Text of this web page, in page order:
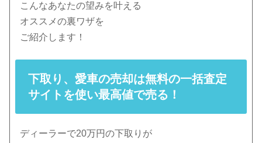
こんなあなたの望みを叶える
オススメの裏ワザを
ご紹介します！
下取り、愛車の売却は無料の一括査定
サイトを使い最高値で売る！
ディーラーで20万円の下取りが